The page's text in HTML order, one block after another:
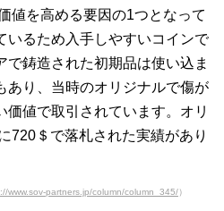
値を高める要因の1つとなって
いるため入手しやすいコインで
で鋳造された初期品は使い込ま
あり、当時のオリジナルで傷が
価値で取引されています。オリ
720＄で落札された実績があり
www.sov-partners.jp/column/column_345/）